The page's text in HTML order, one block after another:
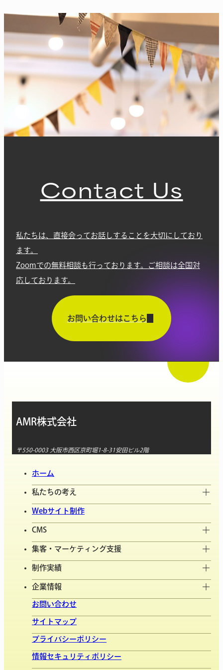
Contact Us
私たちは、直接会ってお話しすることを大切にしており
ます。
Zoomでの無料相談も行っております。ご相談は全国対
応しております。
お問い合わせはこちら
AMR株式会社
〒550-0003 大阪市西区京町堀1-8-31安田ビル2階
ホーム
私たちの考え
Webサイト制作
CMS
集客・マーケティング支援
制作実績
企業情報
お問い合わせ
サイトマップ
プライバシーポリシー
情報セキュリティポリシー